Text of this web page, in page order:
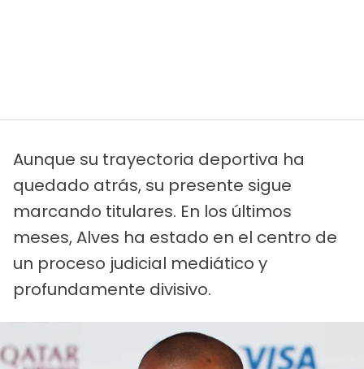
Aunque su trayectoria deportiva ha
quedado atrás, su presente sigue
marcando titulares. En los últimos
meses, Alves ha estado en el centro de
un proceso judicial mediático y
profundamente divisivo.